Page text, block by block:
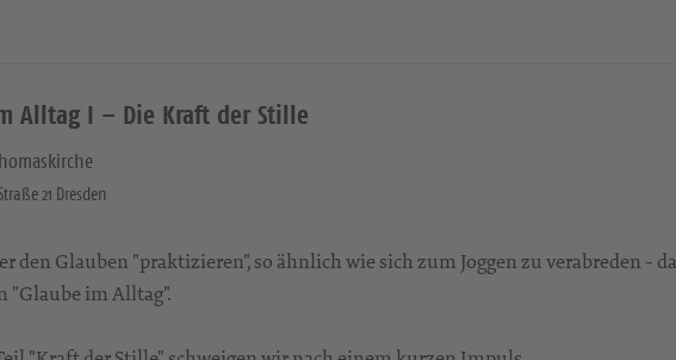
Alltag I – Die Kraft der Stille
21 Dresden
den Glauben "praktizieren", so ähnlich wie sich zum Joggen zu verabreden -
"Glaube im Alltag".